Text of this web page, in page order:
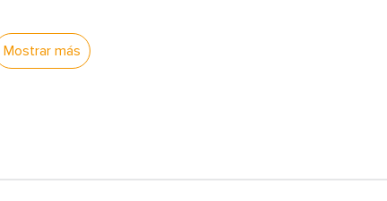
está diseñada para proporcionar un agarre cómodo y seguro
y precisión en los cortes.
Mostrar más